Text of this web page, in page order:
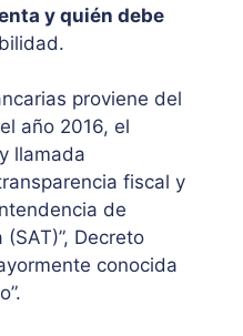
y quién debe
proviene del
año 2016, el
llamada
fiscal y
de
Decreto
conocida